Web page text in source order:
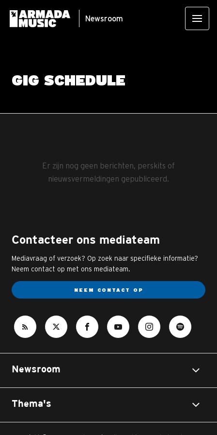
Newsroom
GIG SCHEDULE
Er zijn nog geen berichten, perskits of
nieuwsvermeldingen gepubliceerd.
Contacteer ons mediateam
Mediavraag of verzoek? Op zoek naar specifieke informatie?
Neem contact op met ons mediateam.
NEEM CONTACT OP
Newsroom
Thema's